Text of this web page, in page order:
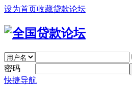
设为首页收藏贷款论坛
密码
快捷导航